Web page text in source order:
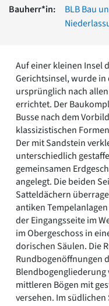
Suchbegriff eingeben
Bauherr*in:
BLB Bau
Auf einer kleinen Insel
Gerichtsinsel, wurde in
ursprünglich nach
errichtet. Der
Busse nach dem
klassizistischen
Der mit Sandstein
unterschiedlich
gemeinsamen
angelegt. Die beiden
Satteldächern
antiken
der Eingangsseite im
im Obergeschoss in
dorischen Säulen. Die
Rundbogenöffnungen
Blendbogengliederung
mittleren Bögen mit
versehen. Im